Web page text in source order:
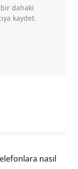
bir dahaki
kaydet.
nasıl